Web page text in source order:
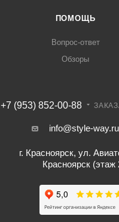
ПОМОЩЬ
Вопрос-ответ
Обзоры
+7 (953) 852-00-88
info@style-way.ru
г. Красноярск, ул.
Красноярск (этаж